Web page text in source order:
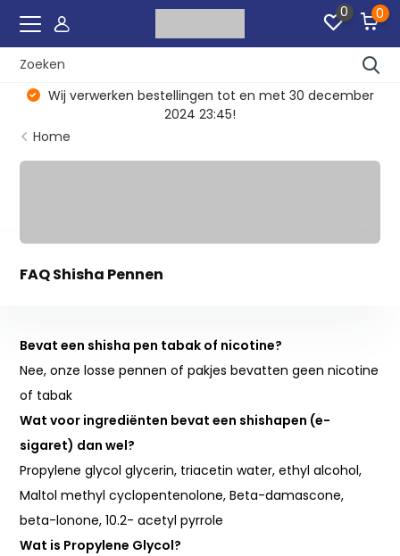
0 0
Wij verwerken bestellingen tot en met 30 december
2024 23:45!
Home
FAQ Shisha Pennen
Bevat een shisha pen tabak of nicotine?
Nee, onze losse pennen of pakjes bevatten geen nicotine
of tabak
Wat voor ingrediënten bevat een shishapen (e-
sigaret) dan wel?
Propylene glycol glycerin, triacetin water, ethyl alcohol,
Maltol methyl cyclopentenolone, Beta-damascone,
beta-lonone, 10.2- acetyl pyrrole
Wat is Propylene Glycol?